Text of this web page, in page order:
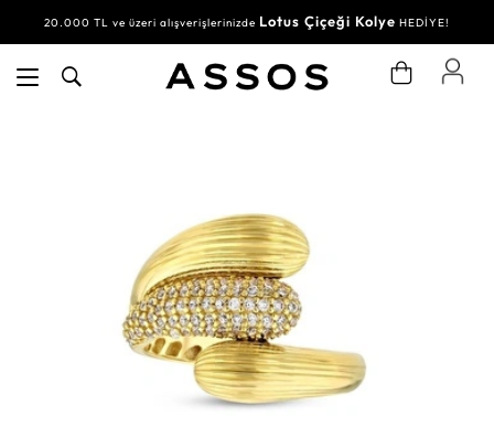
20.000 TL ve üzeri alışverişlerinizde Lotus Çiçeği Kolye HEDİYE!